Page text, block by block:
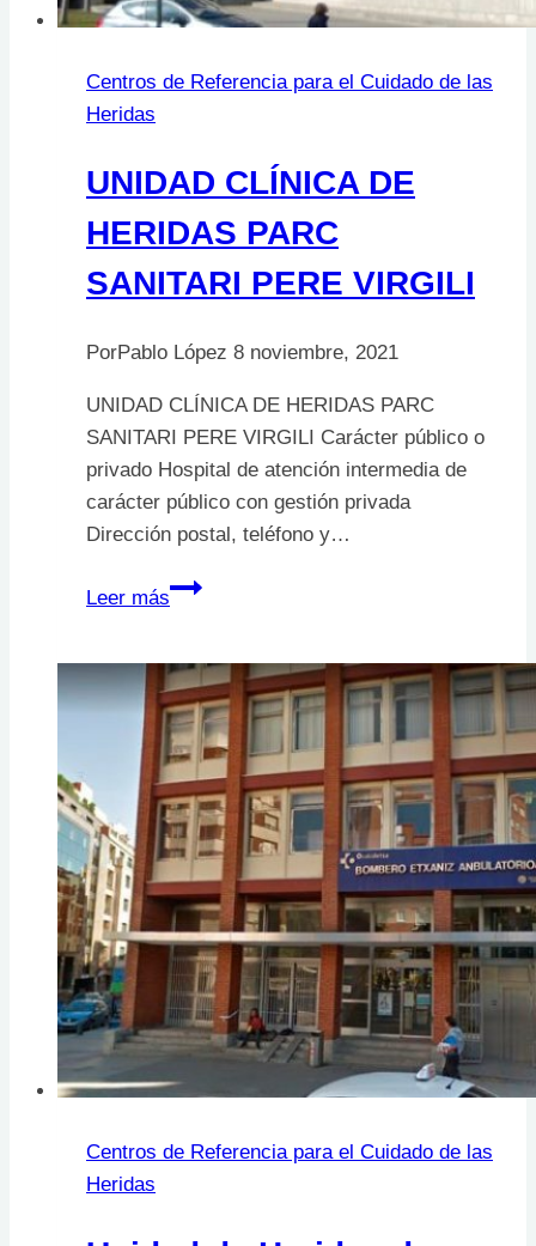
Centros de Referencia para el Cuidado de las
Heridas
UNIDAD CLÍNICA DE
HERIDAS PARC
SANITARI PERE VIRGILI
PorPablo López 8 noviembre, 2021
UNIDAD CLÍNICA DE HERIDAS PARC
SANITARI PERE VIRGILI Carácter público o
privado Hospital de atención intermedia de
carácter público con gestión privada
Dirección postal, teléfono y…
Leer más
UNIDAD
HERIDAS
PARC
SANITARI
PERE
VIRGILI
Centros de Referencia para el Cuidado de las
Heridas